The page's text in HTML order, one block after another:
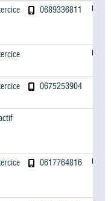
0689336811
0675253904
0617764816